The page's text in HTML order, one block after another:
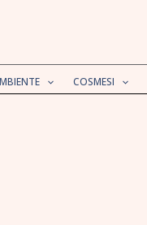
COSMESI